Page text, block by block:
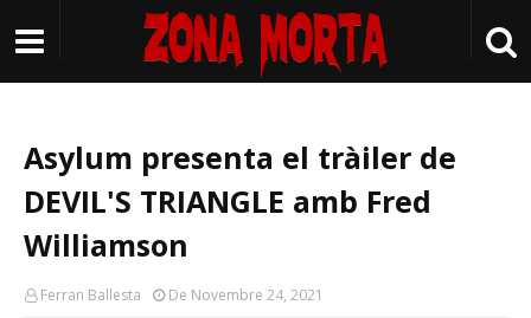
Asylum presenta el tràiler de
DEVIL'S TRIANGLE amb Fred
Williamson
Ferran Ballesta De Novembre 24, 2021